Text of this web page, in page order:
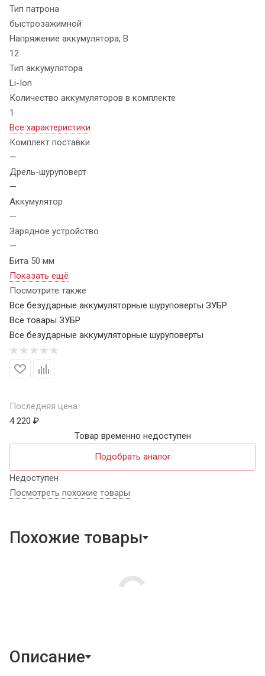
Тип патрона
быстрозажимной
Напряжение аккумулятора, В
12
Тип аккумулятора
Li-Ion
Количество аккумуляторов в комплекте
1
Все характеристики
Комплект поставки
—
Дрель-шуруповерт
—
Аккумулятор
—
Зарядное устройство
—
Бита 50 мм
Показать ещё
Посмотрите также
Все безударные аккумуляторные шуруповерты ЗУБР
Все товары ЗУБР
Все безударные аккумуляторные шуруповерты
Последняя цена
4 220 ₽
Товар временно недоступен
Подобрать аналог
Недоступен
Посмотреть похожие товары
Похожие товары
Описание